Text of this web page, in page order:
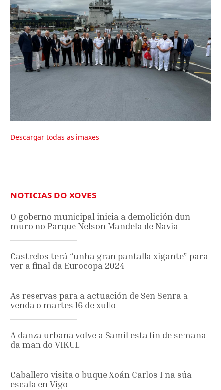
Descargar todas as imaxes
NOTICIAS DO XOVES
O goberno municipal inicia a demolición dun
muro no Parque Nelson Mandela de Navia
Castrelos terá “unha gran pantalla xigante” para
ver a final da Eurocopa 2024
As reservas para a actuación de Sen Senra a
venda o martes 16 de xullo
A danza urbana volve a Samil esta fin de semana
da man do VIKUL
Caballero visita o buque Xoán Carlos I na súa
escala en Vigo